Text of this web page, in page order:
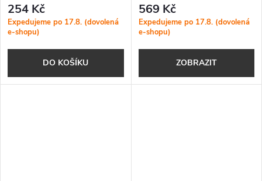
254 Kč
Expedujeme po 17.8. (dovolená
e-shopu)
DO KOŠÍKU
569 Kč
Expedujeme po 17.8. (dovolená
e-shopu)
ZOBRAZIT